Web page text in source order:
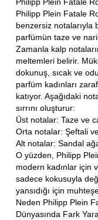
Philipp Plein Fatale
Philipp Plein Fatale
benzersiz notalarıyla
parfümün taze ve
Zamanla kalp
meltemleri belirir.
dokunuş, sıcak ve
parfüm kadınları
katıyor. Aşağıdaki
sırrını oluşturur:
Üst notalar: Taze ve
Orta notalar: Şeftali ve
Alt notalar: Sandal
O yüzden, Philipp
modern kadınlar için
sadece kokusuyla
yansıdığı için
Neden Philipp Plein
Dünyasında Fark